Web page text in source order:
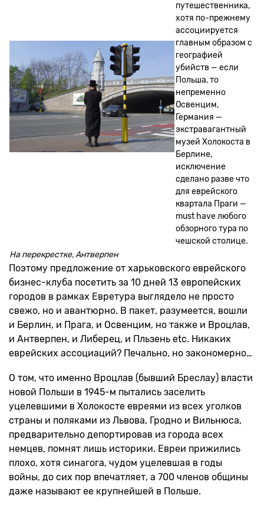
путешественника,
хотя по-прежнему
ассоциируется
главным образом с
географией
убийств — если
Польша, то
непременно
Освенцим,
Германия —
экстравагантный
музей Холокоста в
Берлине,
исключение
сделано разве что
для еврейского
квартала Праги —
must have любого
обзорного тура по
чешской столице.
На перекрестке, Антверпен
Поэтому предложение от харьковского еврейского
бизнес-клуба посетить за 10 дней 13 европейских
городов в рамках Евретура выглядело не просто
свежо, но и авантюрно. В пакет, разумеется, вошли
и Берлин, и Прага, и Освенцим, но также и Вроцлав,
и Антверпен, и Либерец, и Пльзень etc. Никаких
еврейских ассоциаций? Печально, но закономерно…
О том, что именно Вроцлав (бывший Бреслау) власти
новой Польши в 1945-м пытались заселить
уцелевшими в Холокосте евреями из всех уголков
страны и поляками из Львова, Гродно и Вильнюса,
предварительно депортировав из города всех
немцев, помнят лишь историки. Евреи прижились
плохо, хотя синагога, чудом уцелевшая в годы
войны, до сих пор впечатляет, а 700 членов общины
даже называют ее крупнейшей в Польше.